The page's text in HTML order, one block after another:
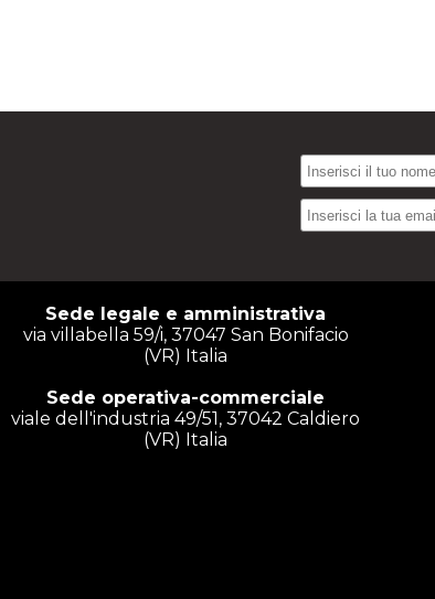
Sede legale e amministrativa
via villabella 59/i, 37047 San Bonifacio
(VR) Italia
Sede operativa-commerciale
viale dell'industria 49/51, 37042 Caldiero
(VR) Italia